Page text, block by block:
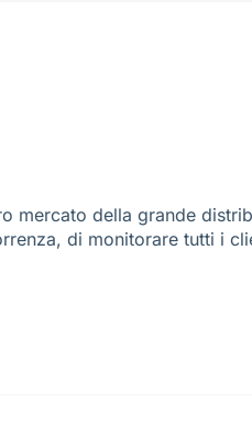
della grande
di monitorare tutti i